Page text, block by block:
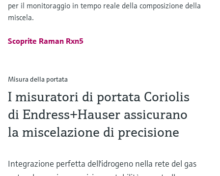
per il monitoraggio in tempo reale della composizione della
miscela.
Scoprite Raman Rxn5
Misura della portata
I misuratori di portata Coriolis
di Endress+Hauser assicurano
la miscelazione di precisione
Integrazione perfetta dell'idrogeno nella rete del gas